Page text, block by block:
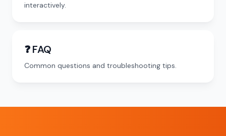
interactively.
❓ FAQ
Common questions and troubleshooting tips.